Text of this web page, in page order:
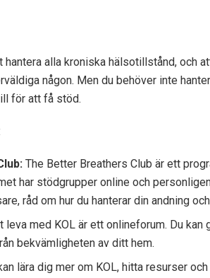
hantera alla kroniska hälsotillstånd, och
någon. Men du behöver inte
för att få stöd.
The Better Breathers Club är ett
har stödgrupper online och
råd om hur du hanterar din andning
leva med KOL är ett onlineforum. Du
bekvämligheten av ditt hem.
lära dig mer om KOL, hitta resurser